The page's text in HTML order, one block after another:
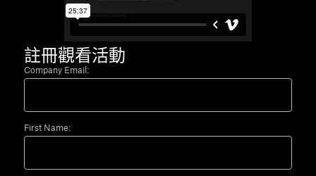
註冊觀看活動
Company Email:
First Name: